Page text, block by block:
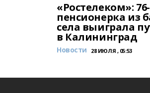
«Ростелеком»:
пенсионерка из
села выиграла
в Калининград
Новости 28 ИЮЛЯ , 05:53